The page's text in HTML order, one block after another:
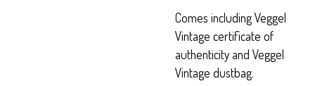
Comes including Veggel
Vintage certificate of
authenticity and Veggel
Vintage dustbag.